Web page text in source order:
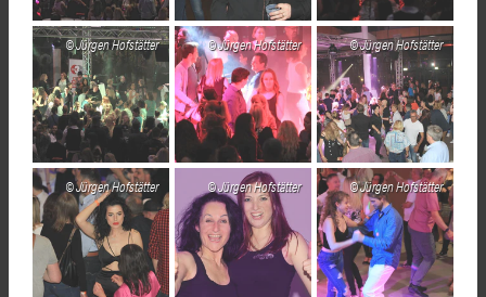
Jürgen Hofstätter Jürgen Hofstätter Jürgen Hofstätter
Jürgen Hofstätter Jürgen Hofstätter Jürgen Hofstätter